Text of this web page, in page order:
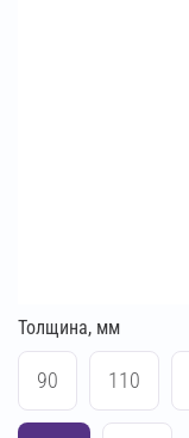
Толщина, мм
90 110